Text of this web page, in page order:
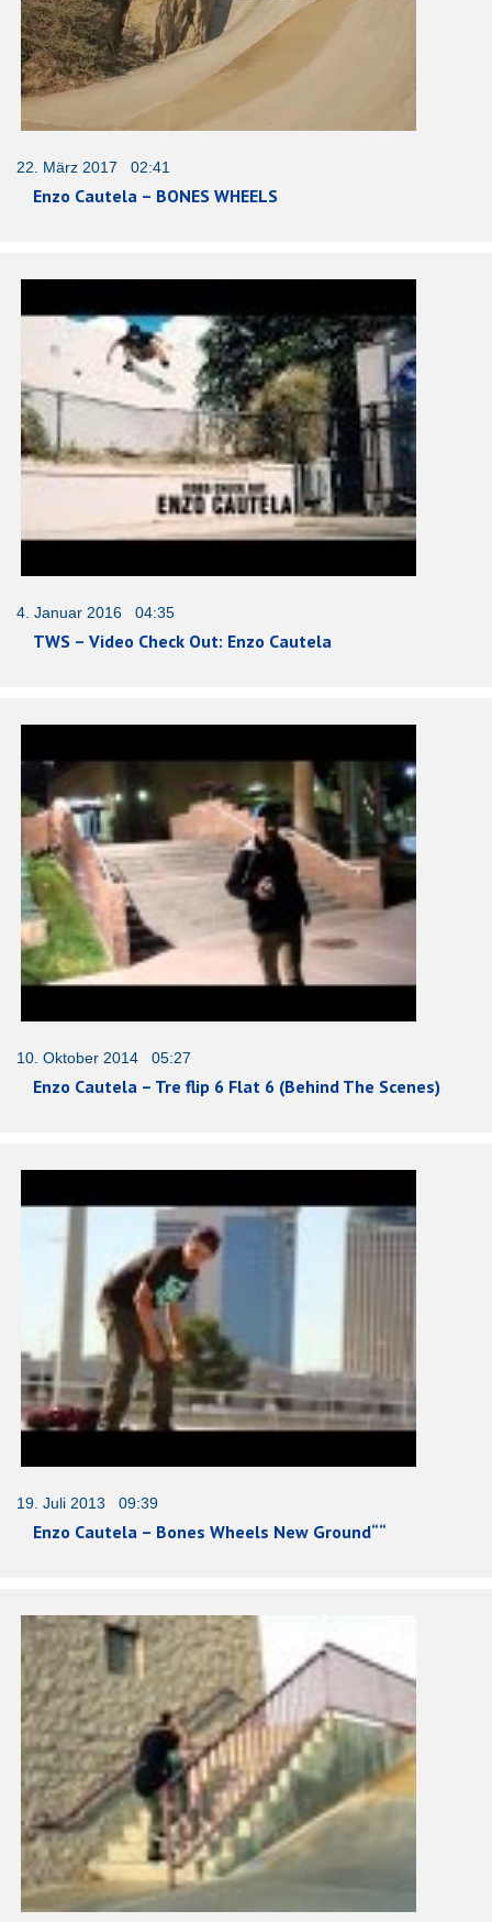
22. März 2017 02:41
Enzo Cautela – BONES WHEELS
4. Januar 2016 04:35
TWS – Video Check Out: Enzo Cautela
10. Oktober 2014 05:27
Enzo Cautela – Tre flip 6 Flat 6 (Behind The Scenes)
19. Juli 2013 09:39
Enzo Cautela – Bones Wheels New Ground““